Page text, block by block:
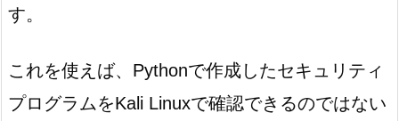
す。
これを使えば、Pythonで作成したセキュリティ
プログラムをKali Linuxで確認できるのではない